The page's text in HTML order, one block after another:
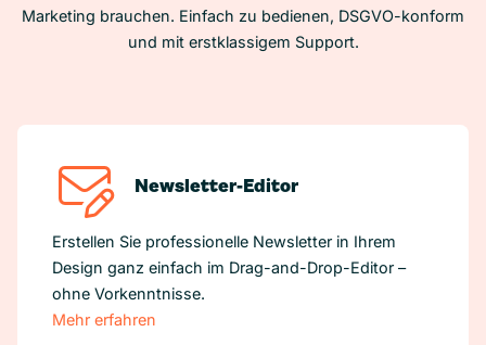
Marketing brauchen. Einfach zu bedienen, DSGVO-konform
und mit erstklassigem Support.
Newsletter-Editor
Erstellen Sie professionelle Newsletter in Ihrem
Design ganz einfach im Drag-and-Drop-Editor –
ohne Vorkenntnisse.
Mehr erfahren